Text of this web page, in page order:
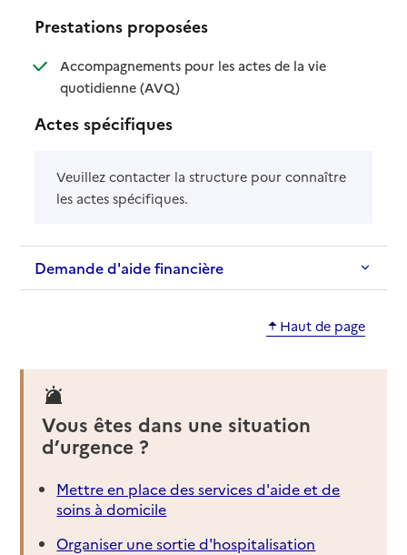
Prestations proposées
Accompagnements pour les actes de la vie
quotidienne (AVQ): disponible
: non disponible
Actes spécifiques
Veuillez contacter la structure pour connaître
les actes spécifiques.
Demande d'aide financière
Haut de page
Vous êtes dans une situation
d’urgence ?
Mettre en place des services d'aide et de
soins à domicile
Organiser une sortie d'hospitalisation